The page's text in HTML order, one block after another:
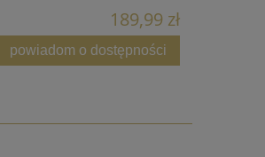
189,99 zł
powiadom o dostępności